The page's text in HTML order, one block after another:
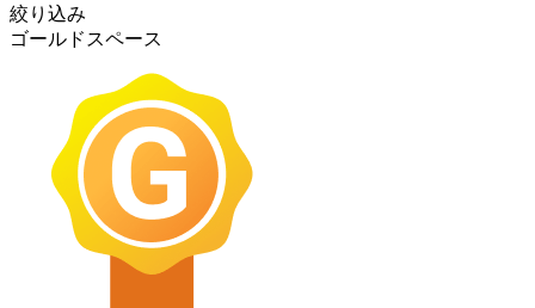
絞り込み
ゴールドスペース